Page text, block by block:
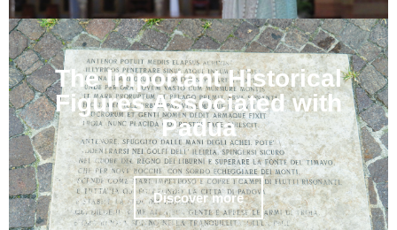
The Important Historical
Figures Associated with
Padua
Discover more